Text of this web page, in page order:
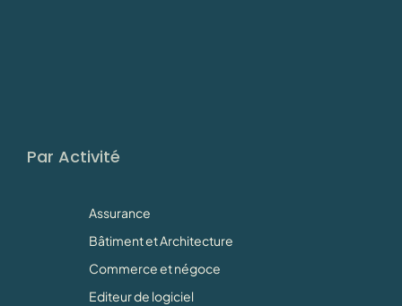
Par Activité
Assurance
Bâtiment et Architecture
Commerce et négoce
Editeur de logiciel